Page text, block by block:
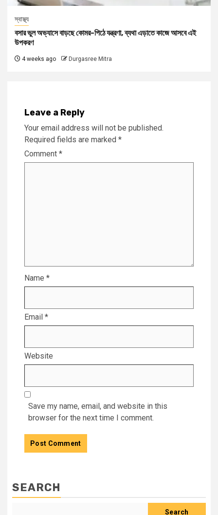
স্বাস্থ্য
বসার ভুল অভ্যাসে বাড়ছে কোমর-পিঠে যন্ত্রণা, ব্যথা এড়াতে কাজে আসবে এই
উপকরণ
4 weeks ago Durgasree Mitra
Leave a Reply
Your email address will not be published.
Required fields are marked *
Comment *
Name *
Email *
Website
Save my name, email, and website in this
browser for the next time I comment.
SEARCH
Search